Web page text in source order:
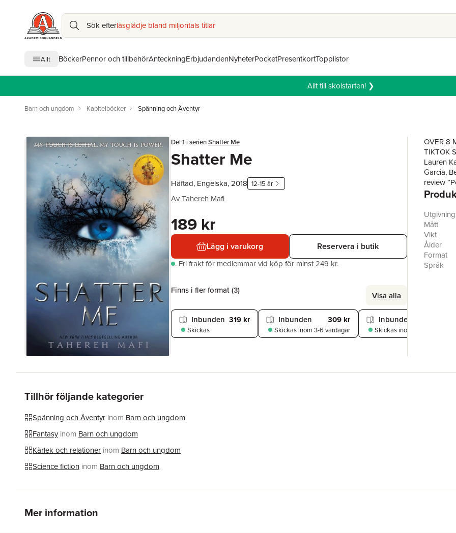
Sök efterläsglädje bland miljontals titlar
Allt BöckerPennor och tillbehörAnteckningErbjudandenNyheterPocketPresentkortTopplistor
Allt till skolstarten! ❯
Barn och ungdom Kapitelböcker Spänning och Äventyr
Del 1 i serienShatter Me
Shatter Me
Häftad, Engelska, 2018 12-15 år
AvTahereh Mafi
189 kr
Lägg i varukorg Reservera i butik
. Fri frakt för medlemmar vid köp för minst 249 kr.
Finns i fler format (3)
Visa alla
Inbunden 319 kr
Skickas
Inbunden 309 kr
Skickas inom 3-6 vardagar
Inbunden
Skickas inom 3-6 vardagar
OVER 8
TIKTOK
Lauren
Garcia,
review
and
This is
weapon
but
Mått
Vikt
Ålder
Format
Språk
Tillhör följande kategorier
Spänning och Äventyr inom Barn och ungdom
Fantasy inom Barn och ungdom
Kärlek och relationer inom Barn och ungdom
Science fiction inom Barn och ungdom
Mer information